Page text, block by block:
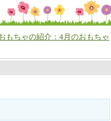
もちゃの紹介：4月のおもちゃ